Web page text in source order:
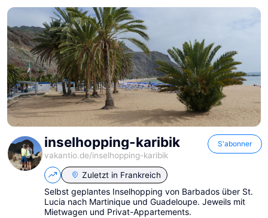
inselhopping-karibik
vakantio.de/inselhopping-karibik
S'abonner
Zuletzt in Frankreich
Selbst geplantes Inselhopping von Barbados über St.
Lucia nach Martinique und Guadeloupe. Jeweils mit
Mietwagen und Privat-Appartements.